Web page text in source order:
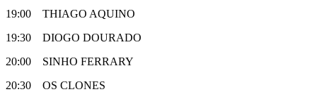
19:00 THIAGO AQUINO
19:30 DIOGO DOURADO
20:00 SINHO FERRARY
20:30 OS CLONES